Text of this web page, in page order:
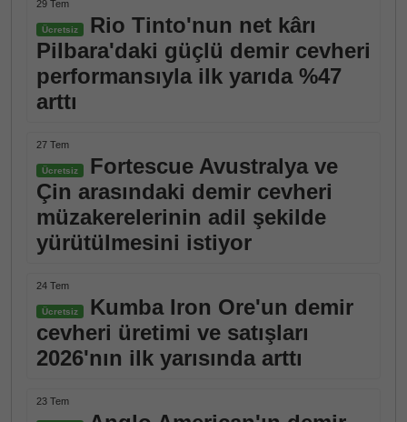
29 Tem
Ücretsiz
Rio Tinto'nun net kârı
Pilbara'daki güçlü demir cevheri
performansıyla ilk yarıda %47
arttı
27 Tem
Ücretsiz
Fortescue Avustralya ve
Çin arasındaki demir cevheri
müzakerelerinin adil şekilde
yürütülmesini istiyor
24 Tem
Ücretsiz
Kumba Iron Ore'un demir
cevheri üretimi ve satışları
2026'nın ilk yarısında arttı
23 Tem